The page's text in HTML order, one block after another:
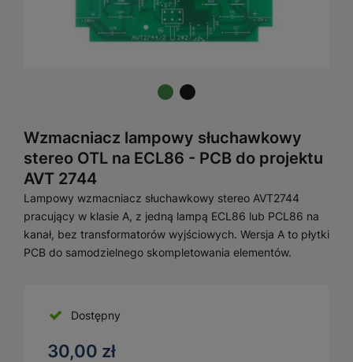
Wzmacniacz lampowy słuchawkowy
stereo OTL na ECL86 - PCB do projektu
AVT 2744
Lampowy wzmacniacz słuchawkowy stereo AVT2744
pracujący w klasie A, z jedną lampą ECL86 lub PCL86 na
kanał, bez transformatorów wyjściowych. Wersja A to płytki
PCB do samodzielnego skompletowania elementów.
Dostępny
30,00 zł